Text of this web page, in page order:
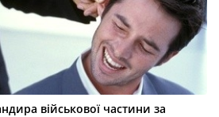
військової частини за